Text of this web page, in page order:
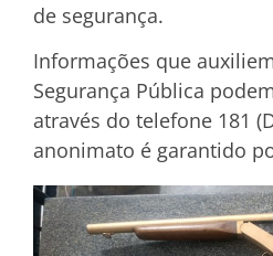
de segurança.
Informações que
Segurança Pública
através do telefone 181
anonimato é garantido